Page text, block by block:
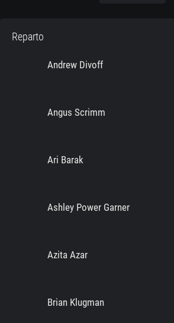
Reparto
Andrew Divoff
Angus Scrimm
Ari Barak
Ashley Power Garner
Azita Azar
Brian Klugman